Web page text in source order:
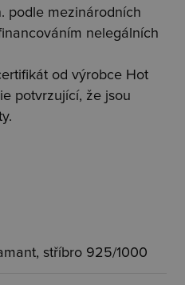
podle mezinárodních
nelegálních
od výrobce Hot
potvrzující, že jsou
stříbro 925/1000